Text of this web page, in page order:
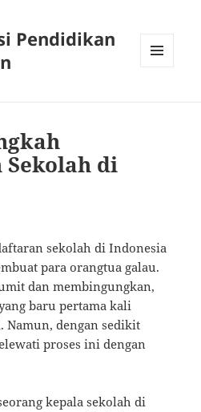
Pendidikan
di
sekolah di Indonesia
para orangtua galau.
dan membingungkan,
baru pertama kali
Namun, dengan sedikit
proses ini dengan
kepala sekolah di